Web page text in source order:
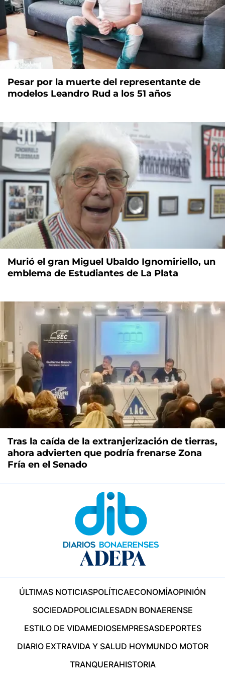
Pesar por la muerte del representante de
modelos Leandro Rud a los 51 años
Murió el gran Miguel Ubaldo Ignomiriello, un
emblema de Estudiantes de La Plata
Tras la caída de la extranjerización de tierras,
ahora advierten que podría frenarse Zona
Fría en el Senado
ÚLTIMAS NOTICIASPOLÍTICAECONOMÍAOPINIÓN
SOCIEDADPOLICIALESADN BONAERENSE
ESTILO DE VIDAMEDIOSEMPRESASDEPORTES
DIARIO EXTRAVIDA Y SALUD HOYMUNDO MOTOR
TRANQUERAHISTORIA